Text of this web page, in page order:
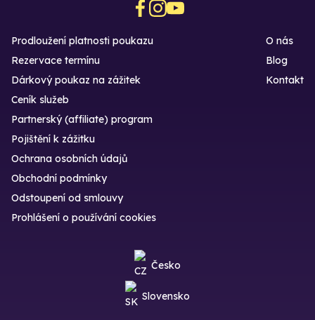
Prodloužení platnosti poukazu
Rezervace termínu
Dárkový poukaz na zážitek
O nás
Blog
Kontakt
Ceník služeb
Partnerský (affiliate) program
Pojištění k zážitku
Ochrana osobních údajů
Obchodní podmínky
Odstoupení od smlouvy
Prohlášení o používání cookies
Česko
Slovensko